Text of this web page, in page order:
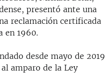
presentó ante una
reclamación certificada
en 1960.
desde mayo de 2019
amparo de la Ley